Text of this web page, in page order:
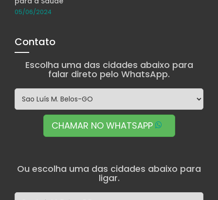
05/06/2024
Contato
Escolha uma das cidades abaixo para
falar direto pelo WhatsApp.
CHAMAR NO WHATSAPP
Ou escolha uma das cidades abaixo para
ligar.